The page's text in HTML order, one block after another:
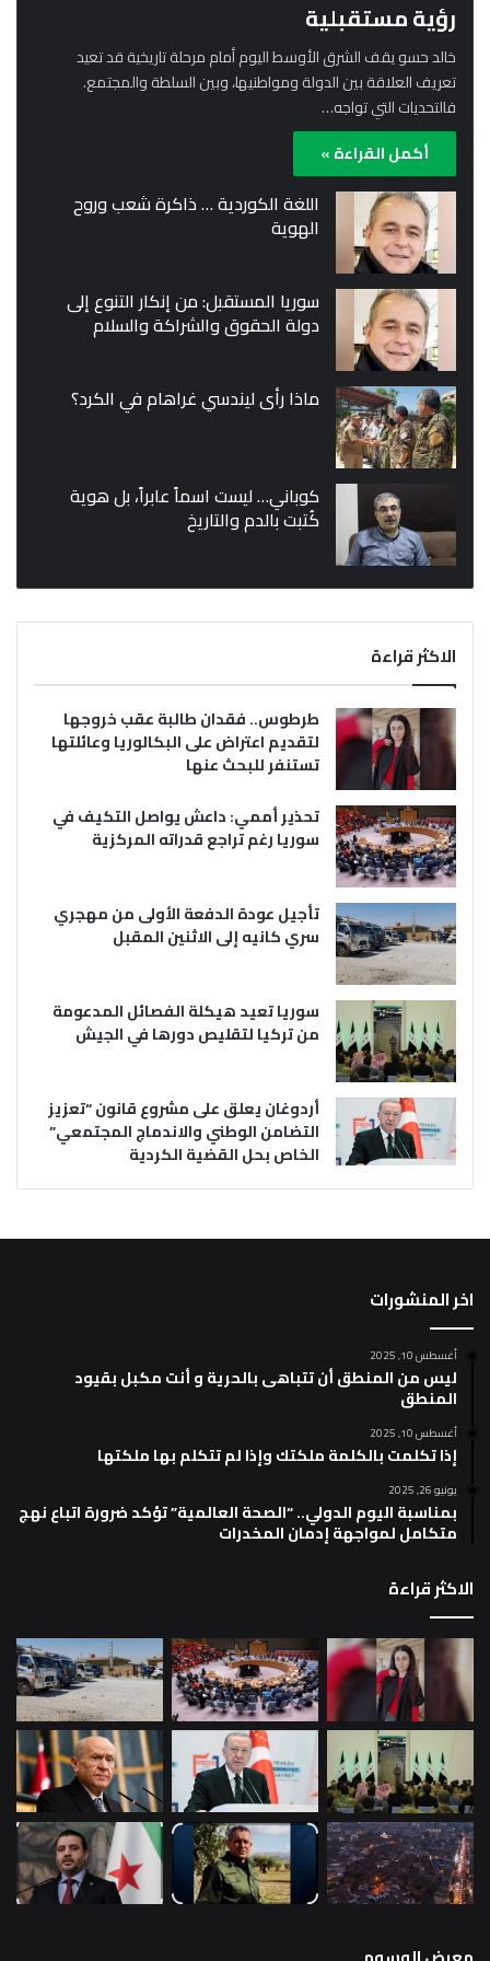
رؤية مستقبلية
خالد حسو يقف الشرق الأوسط اليوم أمام مرحلة تاريخية قد تعيد
تعريف العلاقة بين الدولة ومواطنيها، وبين السلطة والمجتمع.
فالتحديات التي تواجه…
أكمل القراءة »
اللغة الكوردية … ذاكرة شعب وروح
الهوية
سوريا المستقبل: من إنكار التنوع إلى
دولة الحقوق والشراكة والسلام
ماذا رأى ليندسي غراهام في الكرد؟
كوباني… ليست اسماً عابراً، بل هوية
كُتبت بالدم والتاريخ
الاكثر قراءة
طرطوس.. فقدان طالبة عقب خروجها
لتقديم اعتراض على البكالوريا وعائلتها
تستنفر للبحث عنها
تحذير أممي: داعش يواصل التكيف في
سوريا رغم تراجع قدراته المركزية
تأجيل عودة الدفعة الأولى من مهجري
سري كانيه إلى الاثنين المقبل
سوريا تعيد هيكلة الفصائل المدعومة
من تركيا لتقليص دورها في الجيش
أردوغان يعلق على مشروع قانون “تعزيز
التضامن الوطني والاندماج المجتمعي”
الخاص بحل القضية الكردية
اخر المنشورات
أغسطس 10, 2025
ليس من المنطق أن تتباهى بالحرية و أنت مكبل بقيود
المنطق
أغسطس 10, 2025
إذا تكلمت بالكلمة ملكتك وإذا لم تتكلم بها ملكتها
يونيو 26, 2025
بمناسبة اليوم الدولي.. “الصحة العالمية” تؤكد ضرورة اتباع نهج
متكامل لمواجهة إدمان المخدرات
الاكثر قراءة